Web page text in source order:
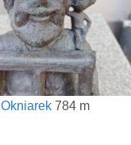
Okniarek 784 m